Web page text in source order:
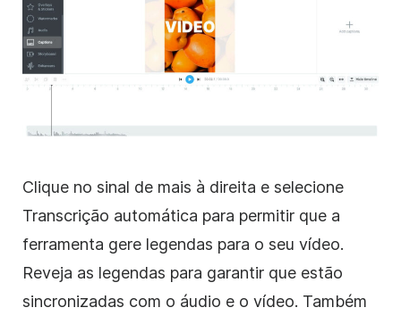
Clique no sinal de mais à direita e selecione
Transcrição automática para permitir que a
ferramenta gere legendas para o seu vídeo.
Reveja as legendas para garantir que estão
sincronizadas com o áudio e o vídeo. Também